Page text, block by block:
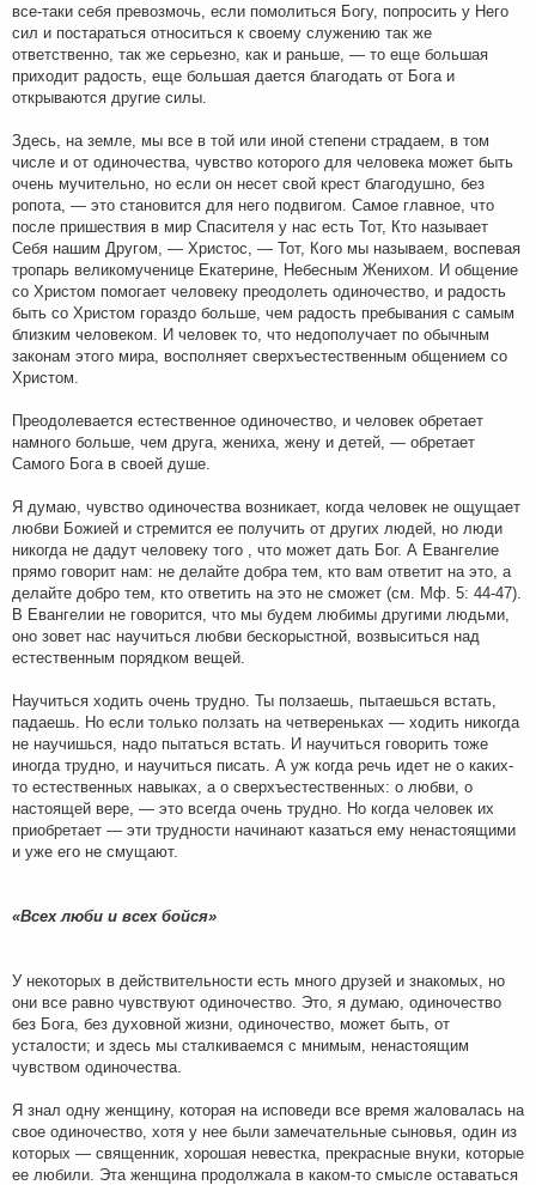
все-таки себя превозмочь, если помолиться Богу, попросить у Него
сил и постараться относиться к своему служению так же
ответственно, так же серьезно, как и раньше, — то еще большая
приходит радость, еще большая дается благодать от Бога и
открываются другие силы.
Здесь, на земле, мы все в той или иной степени страдаем, в том
числе и от одиночества, чувство которого для человека может быть
очень мучительно, но если он несет свой крест благодушно, без
ропота, — это становится для него подвигом. Самое главное, что
после пришествия в мир Спасителя у нас есть Тот, Кто называет
Себя нашим Другом, — Христос, — Тот, Кого мы называем, воспевая
тропарь великомученице Екатерине, Небесным Женихом. И общение
со Христом помогает человеку преодолеть одиночество, и радость
быть со Христом гораздо больше, чем радость пребывания с самым
близким человеком. И человек то, что недополучает по обычным
законам этого мира, восполняет сверхъестественным общением со
Христом.
Преодолевается естественное одиночество, и человек обретает
намного больше, чем друга, жениха, жену и детей, — обретает
Самого Бога в своей душе.
Я думаю, чувство одиночества возникает, когда человек не ощущает
любви Божией и стремится ее получить от других людей, но люди
никогда не дадут человеку того , что может дать Бог. А Евангелие
прямо говорит нам: не делайте добра тем, кто вам ответит на это, а
делайте добро тем, кто ответить на это не сможет (см. Мф. 5: 44-47).
В Евангелии не говорится, что мы будем любимы другими людьми,
оно зовет нас научиться любви бескорыстной, возвыситься над
естественным порядком вещей.
Научиться ходить очень трудно. Ты ползаешь, пытаешься встать,
падаешь. Но если только ползать на четвереньках — ходить никогда
не научишься, надо пытаться встать. И научиться говорить тоже
иногда трудно, и научиться писать. А уж когда речь идет не о каких-
то естественных навыках, а о сверхъестественных: о любви, о
настоящей вере, — это всегда очень трудно. Но когда человек их
приобретает — эти трудности начинают казаться ему ненастоящими
и уже его не смущают.
«Всех люби и всех бойся»
У некоторых в действительности есть много друзей и знакомых, но
они все равно чувствуют одиночество. Это, я думаю, одиночество
без Бога, без духовной жизни, одиночество, может быть, от
усталости; и здесь мы сталкиваемся с мнимым, ненастоящим
чувством одиночества.
Я знал одну женщину, которая на исповеди все время жаловалась на
свое одиночество, хотя у нее были замечательные сыновья, один из
которых — священник, хорошая невестка, прекрасные внуки, которые
ее любили. Эта женщина продолжала в каком-то смысле оставаться